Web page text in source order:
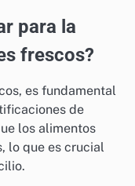
opciones de
puedas estar
Esto no solo
que también te